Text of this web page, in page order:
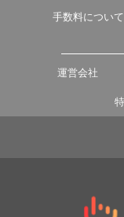
手数料について
運営会社